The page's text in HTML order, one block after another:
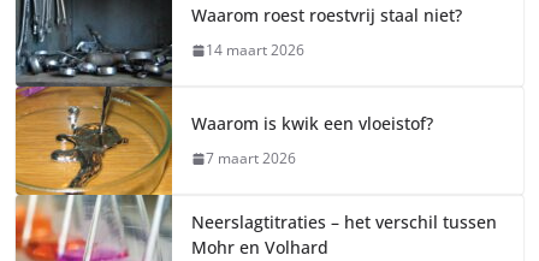
Waarom roest roestvrij staal niet?
14 maart 2026
Waarom is kwik een vloeistof?
7 maart 2026
Neerslagtitraties – het verschil tussen
Mohr en Volhard